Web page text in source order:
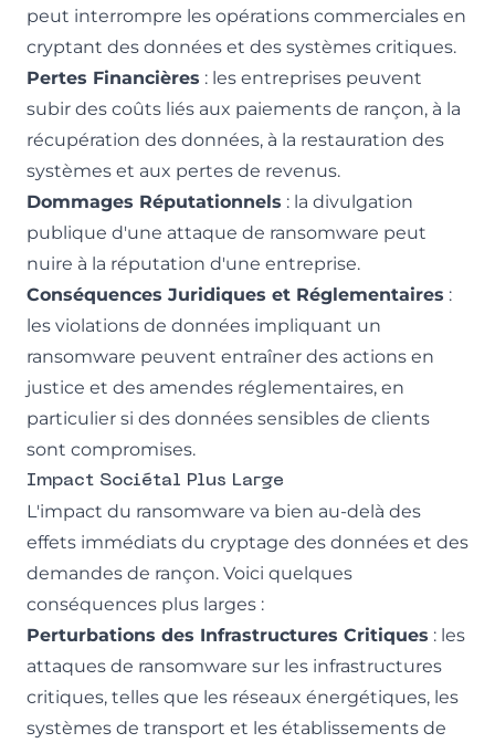
peut interrompre les opérations commerciales en
cryptant des données et des systèmes critiques.
Pertes Financières : les entreprises peuvent
subir des coûts liés aux paiements de rançon, à la
récupération des données, à la restauration des
systèmes et aux pertes de revenus.
Dommages Réputationnels : la divulgation
publique d'une attaque de ransomware peut
nuire à la réputation d'une entreprise.
Conséquences Juridiques et Réglementaires :
les violations de données impliquant un
ransomware peuvent entraîner des actions en
justice et des amendes réglementaires, en
particulier si des données sensibles de clients
sont compromises.
Impact Sociétal Plus Large
L'impact du ransomware va bien au-delà des
effets immédiats du cryptage des données et des
demandes de rançon. Voici quelques
conséquences plus larges :
Perturbations des Infrastructures Critiques : les
attaques de ransomware sur les infrastructures
critiques, telles que les réseaux énergétiques, les
systèmes de transport et les établissements de